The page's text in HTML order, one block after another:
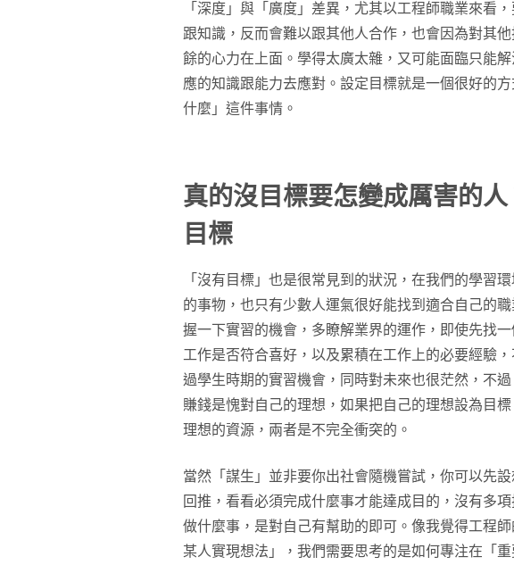
「深度」與「廣度」差異，尤其以工程師職業來看
跟知識，反而會難以跟其他人合作，也會因為對其
餘的心力在上面。學得太廣太雜，又可能面臨只能
應的知識跟能力去應對。設定目標就是一個很好的
什麼」這件事情。
真的沒目標要怎變成厲害的
目標
「沒有目標」也是很常見到的狀況，在我們的學習
的事物，也只有少數人運氣很好能找到適合自己的
握一下實習的機會，多瞭解業界的運作，即使先找
工作是否符合喜好，以及累積在工作上的必要經驗
過學生時期的實習機會，同時對未來也很茫然，不
賺錢是愧對自己的理想，如果把自己的理想設為目
理想的資源，兩者是不完全衝突的。
當然「謀生」並非要你出社會隨機嘗試，你可以先
回推，看看必須完成什麼事才能達成目的，沒有多
做什麼事，是對自己有幫助的即可。像我覺得工程
某人實現想法」，我們需要思考的是如何專注在「